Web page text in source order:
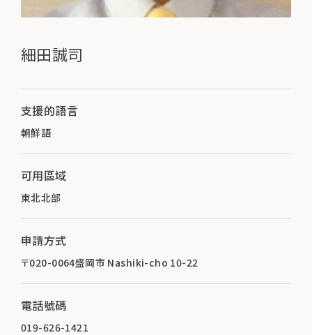
細田誠司
支援的語言
朝鮮語
可用區域
東北北部
申請方式
〒020-0064盛岡市 Nashiki-cho 10-22
電話號碼
019-626-1421